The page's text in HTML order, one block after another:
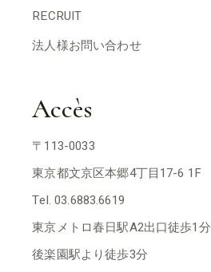
RECRUIT
法人様お問い合わせ
Accès
〒113-0033
東京都文京区本郷4丁目17-6 1F
Tel. 03.6883.6619
東京メトロ春日駅A2出口徒歩1分
後楽園駅より徒歩3分